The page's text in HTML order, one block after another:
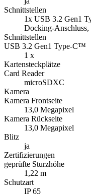
Schnittstellen
1x USB 3.2 Gen1
Docking-Anschluss,
Schnittstellen
USB 3.2 Gen1 Type-C™
1 x
Kartensteckplätze
Card Reader
microSDXC
Kamera
Kamera Frontseite
13,0 Megapixel
Kamera Rückseite
13,0 Megapixel
Blitz
ja
Zertifizierungen
geprüfte Sturzhöhe
1,22 m
Schutzart
IP 65